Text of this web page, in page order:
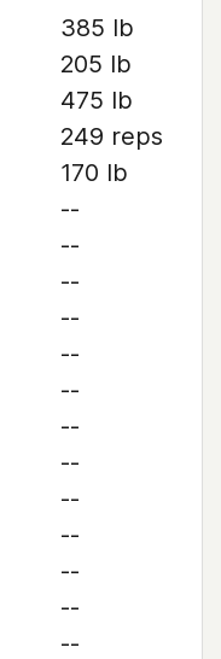
385 lb
205 lb
475 lb
249 reps
170 lb
--
--
--
--
--
--
--
--
--
--
--
--
--